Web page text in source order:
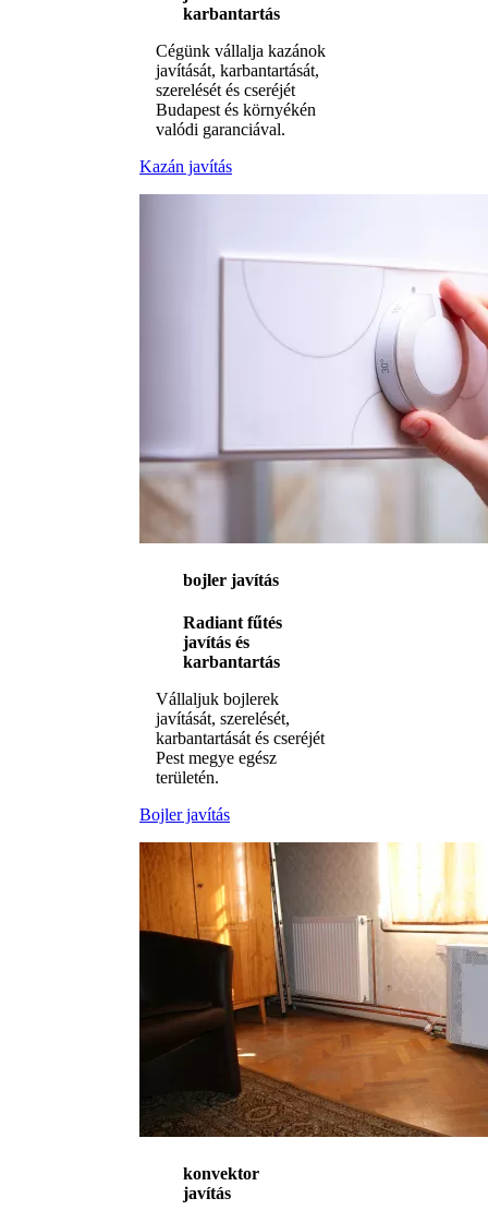
karbantartás
Cégünk vállalja kazánok
javítását, karbantartását,
szerelését és cseréjét
Budapest és környékén
valódi garanciával.
Kazán javítás
bojler javítás
Radiant fűtés
javítás és
karbantartás
Vállaljuk bojlerek
javítását, szerelését,
karbantartását és cseréjét
Pest megye egész
területén.
Bojler javítás
konvektor
javítás